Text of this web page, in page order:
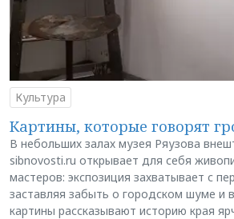
Культура
Картины, которые говорят
В небольших залах музея Ряузова
sibnovosti.ru открывает для себя
мастеров: экспозиция захватывает с
заставляя забыть о городском шуме и
картины рассказывают историю края